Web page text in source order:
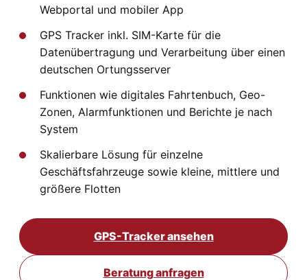
Webportal und mobiler App
GPS Tracker inkl. SIM-Karte für die
Datenübertragung und Verarbeitung über einen
deutschen Ortungsserver
Funktionen wie digitales Fahrtenbuch, Geo-
Zonen, Alarmfunktionen und Berichte je nach
System
Skalierbare Lösung für einzelne
Geschäftsfahrzeuge sowie kleine, mittlere und
größere Flotten
GPS-Tracker ansehen
Beratung anfragen